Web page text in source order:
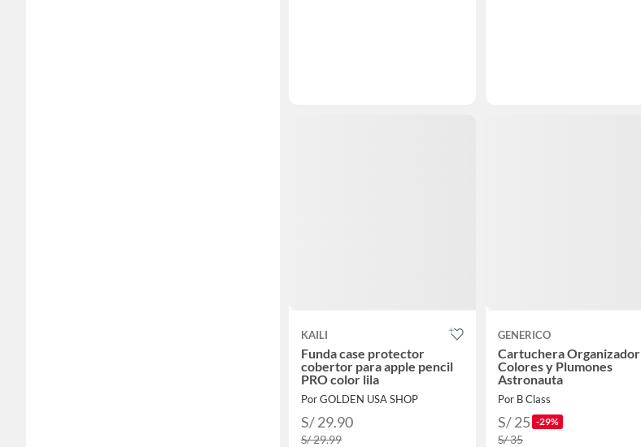
KAILI
Funda case protector
cobertor para apple pencil
PRO color lila
Por GOLDEN USA SHOP
S/ 29.90
S/ 29.99
GENERICO
Cartuchera Organizador
Colores y Plumones
Astronauta
Por B Class
S/ 25 -29%
S/ 35